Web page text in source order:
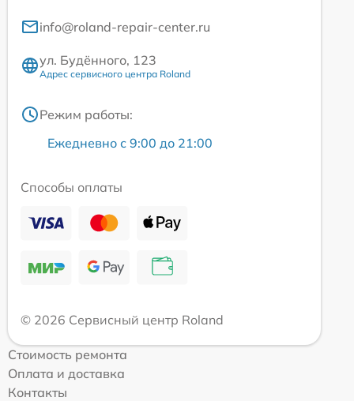
info@roland-repair-center.ru
ул. Будённого, 123
Адрес сервисного центра Roland
Режим работы:
Ежедневно с 9:00 до 21:00
Способы оплаты
© 2026 Сервисный центр Roland
Стоимость ремонта
Оплата и доставка
Контакты